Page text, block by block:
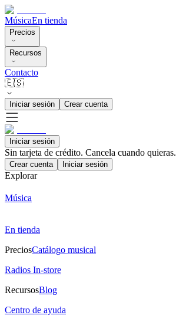
MúsicaEn tienda
Precios
Recursos
Contacto
🇪🇸
Iniciar sesión Crear cuenta
Iniciar sesión
Sin tarjeta de crédito. Cancela cuando quieras.
Crear cuenta Iniciar sesión
Explorar
Música
En tienda
PreciosCatálogo musical
Radios In-store
RecursosBlog
Centro de ayuda